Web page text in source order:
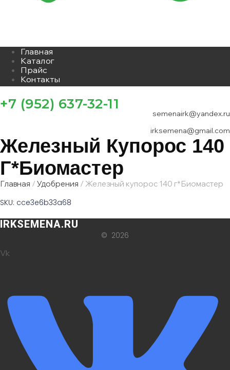
Главная
Каталог
Прайс
Контакты
+7 (952) 637-32-11
semenairk@yandex.ru
irksemena@gmail.com
Железный Купорос 140
Г*Биомастер
Главная / Удобрения / Железный купорос 140 г*Биомастер
SKU: cce3e6b33a68
IRKSEMENA.RU
© 2026
Vk